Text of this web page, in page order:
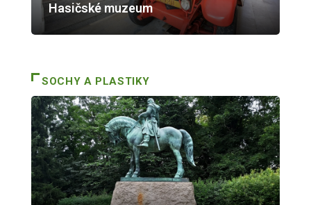
Hasičské muzeum
SOCHY A PLASTIKY